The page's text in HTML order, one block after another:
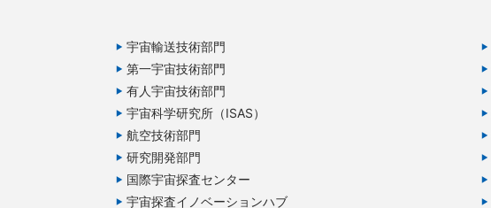
宇宙輸送技術部門
第一宇宙技術部門
有人宇宙技術部門
宇宙科学研究所（ISAS）
航空技術部門
研究開発部門
国際宇宙探査センター
宇宙探査イノベーションハブ